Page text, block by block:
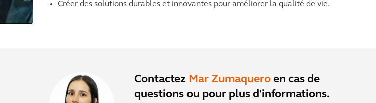
Créer des solutions durables et innovantes pour améliorer la qualité de vie.
Contactez Mar Zumaquero en cas de
questions ou pour plus d'informations.